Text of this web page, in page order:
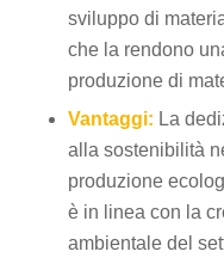
sviluppo di
che la rendono
produzione di
Vantaggi: La
alla sostenibilità
produzione
è in linea con la
ambientale del